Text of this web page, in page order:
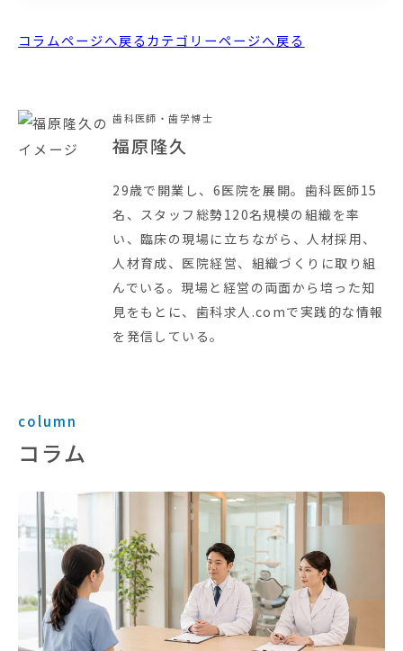
コラムページへ戻るカテゴリーページへ戻る
歯科医師・歯学博士
福原隆久
29歳で開業し、6医院を展開。歯科医師15
名、スタッフ総勢120名規模の組織を率
い、臨床の現場に立ちながら、人材採用、
人材育成、医院経営、組織づくりに取り組
んでいる。現場と経営の両面から培った知
見をもとに、歯科求人.comで実践的な情報
を発信している。
column
コラム